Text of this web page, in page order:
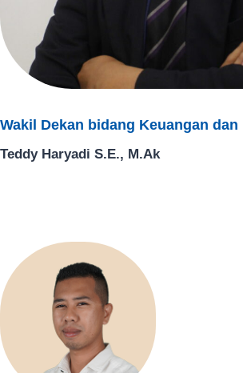
Wakil Dekan bidang Keuangan dan
Teddy Haryadi S.E., M.Ak